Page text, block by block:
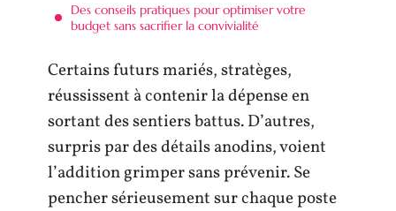
Des conseils pratiques pour optimiser votre
budget sans sacrifier la convivialité
Certains futurs mariés, stratèges,
réussissent à contenir la dépense en
sortant des sentiers battus. D’autres,
surpris par des détails anodins, voient
l’addition grimper sans prévenir. Se
pencher sérieusement sur chaque poste